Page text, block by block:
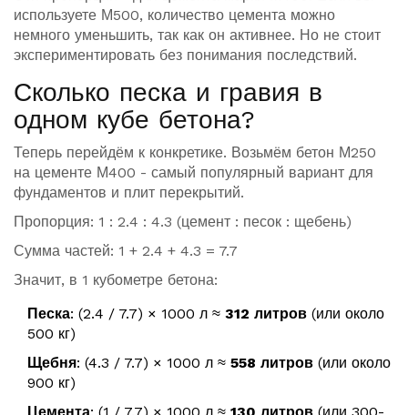
используете М500, количество цемента можно
немного уменьшить, так как он активнее. Но не стоит
экспериментировать без понимания последствий.
Сколько песка и гравия в
одном кубе бетона?
Теперь перейдём к конкретике. Возьмём бетон М250
на цементе М400 - самый популярный вариант для
фундаментов и плит перекрытий.
Пропорция: 1 : 2.4 : 4.3 (цемент : песок : щебень)
Сумма частей: 1 + 2.4 + 4.3 = 7.7
Значит, в 1 кубометре бетона:
Песка: (2.4 / 7.7) × 1000 л ≈ 312 литров (или около
500 кг)
Щебня: (4.3 / 7.7) × 1000 л ≈ 558 литров (или около
900 кг)